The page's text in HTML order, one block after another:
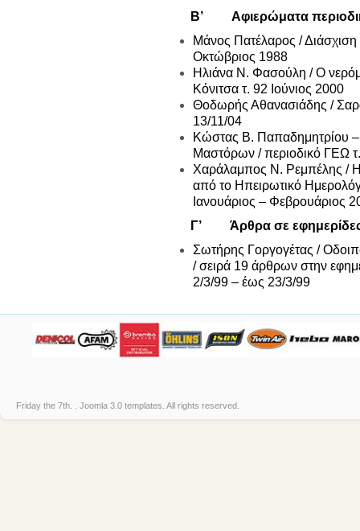
Β’ Αφιερώματα
Μάνος Πατέλαρος /
Οκτώβριος 1988
Ηλιάνα Ν. Φασούλη / Ο
Κόνιτσα τ. 92 Ιούνιος 2000
Θοδωρής Αθανασιάδης /
13/11/04
Κώστας Β. Παπαδημητρίου
Μαστόρων / περιοδικό ΓΕΩ
Χαράλαμπος Ν. Ρεμπέλης /
από το Ηπειρωτικό
Ιανουάριος – Φεβρουάριος
Γ’ Άρθρα σε
Σωτήρης Γοργογέτας /
/ σειρά 19 άρθρων στην
2/3/99 – έως 23/3/99
Friday the 7th. . Joomla 3.0 templates . All rights reserved.